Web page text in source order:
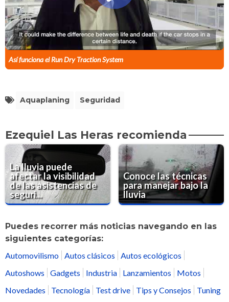
Así funciona el Run Dry Traction System
Aquaplaning Seguridad
Ezequiel Las Heras recomienda
La lluvia puede
afectar la visibilidad
de las asistencias de
seguri...
Conoce las técnicas
para manejar bajo la
lluvia
Puedes recorrer más noticias navegando en las
siguientes categorías:
Automovilismo Autos clásicos
Autos ecológicos
Autoshows
Gadgets Industria Lanzamientos
Motos
Novedades
Tecnología Test drive Tips y Consejos Tuning